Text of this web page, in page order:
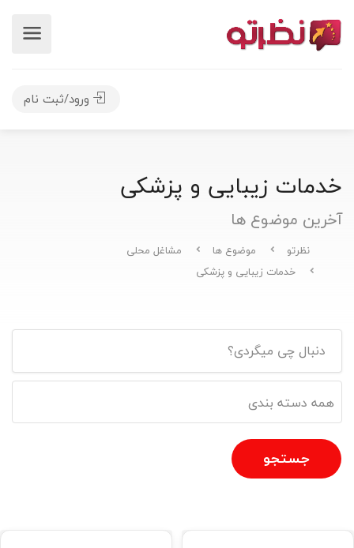
ورود/ثبت نام
خدمات زیبایی و پزشکی
آخرین موضوع ها
نظرتو موضوع ها
مشاغل محلی
خدمات زیبایی و پزشکی
جستجو